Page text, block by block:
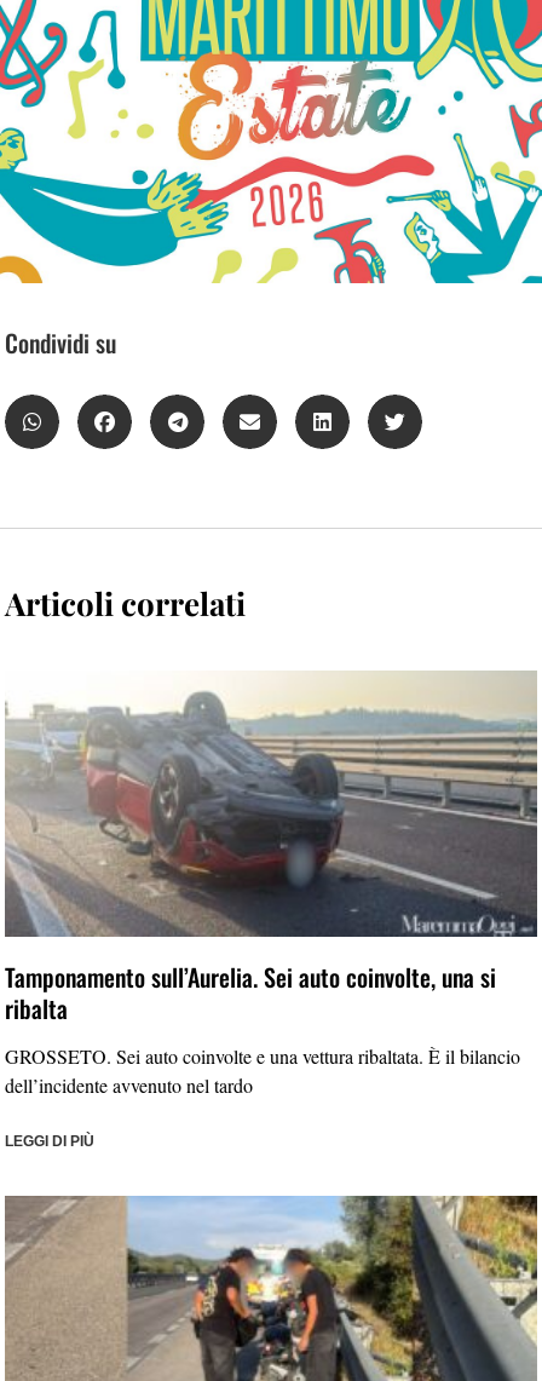
Condividi su
Articoli correlati
Tamponamento sull’Aurelia. Sei auto coinvolte, una si
ribalta
GROSSETO. Sei auto coinvolte e una vettura ribaltata. È il bilancio
dell’incidente avvenuto nel tardo
LEGGI DI PIÙ